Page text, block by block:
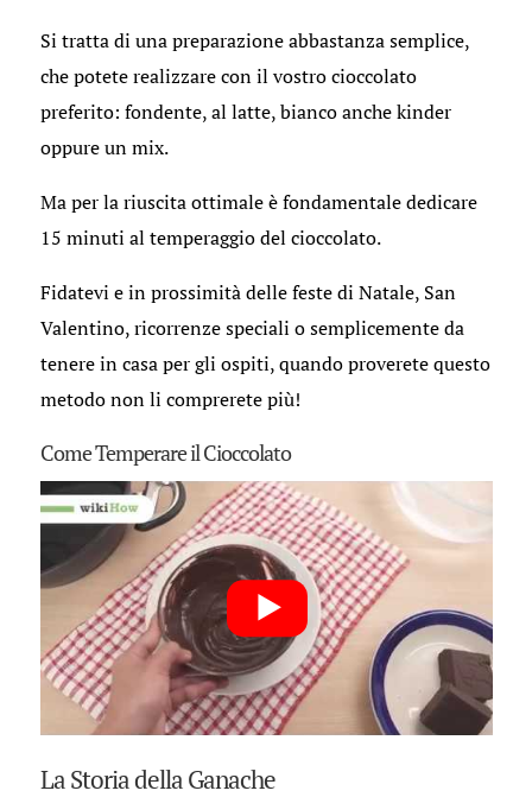
Si tratta di una preparazione abbastanza semplice,
che potete realizzare con il vostro cioccolato
preferito: fondente, al latte, bianco anche kinder
oppure un mix.
Ma per la riuscita ottimale è fondamentale dedicare
15 minuti al temperaggio del cioccolato.
Fidatevi e in prossimità delle feste di Natale, San
Valentino, ricorrenze speciali o semplicemente da
tenere in casa per gli ospiti, quando proverete questo
metodo non li comprerete più!
Come Temperare il Cioccolato
La Storia della Ganache